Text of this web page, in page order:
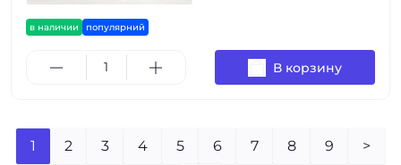
в наличии популярний
В корзину
1 2 3 4 5 6 7 8 9 >